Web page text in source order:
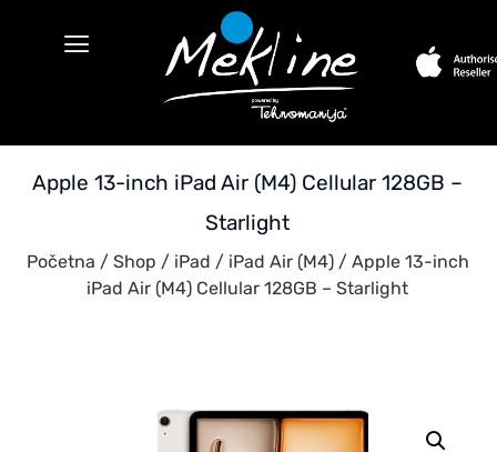
Apple 13-inch iPad Air (M4) Cellular 128GB –
Starlight
Početna / Shop / iPad / iPad Air (M4)/ Apple 13-inch
iPad Air (M4) Cellular 128GB – Starlight